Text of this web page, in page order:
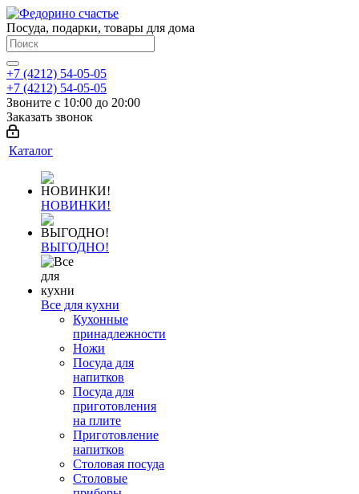
Посуда, подарки, товары для дома
+7 (4212) 54-05-05
+7 (4212) 54-05-05
Звоните с 10:00 до 20:00
Заказать звонок
Каталог
НОВИНКИ!
ВЫГОДНО!
Все для кухни
Кухонные
принадлежности
Ножи
Посуда для
напитков
Посуда для
приготовления
на плите
Приготовление
напитков
Столовая посуда
Столовые